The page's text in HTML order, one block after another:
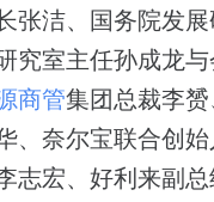
张洁、国务院发
究室主任孙成龙
商管集团总裁李
、奈尔宝联合创始
志宏、好利来副